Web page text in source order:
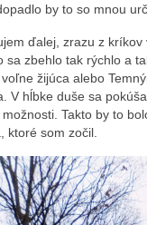
by to so mnou
ďalej, zrazu z
sa zbehlo tak rýchlo a
žijúca alebo
V hĺbke duše sa
Takto by to
ktoré som zočil.